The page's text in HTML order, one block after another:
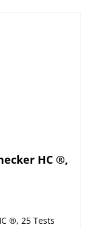
HC ®,
®, 25 Tests